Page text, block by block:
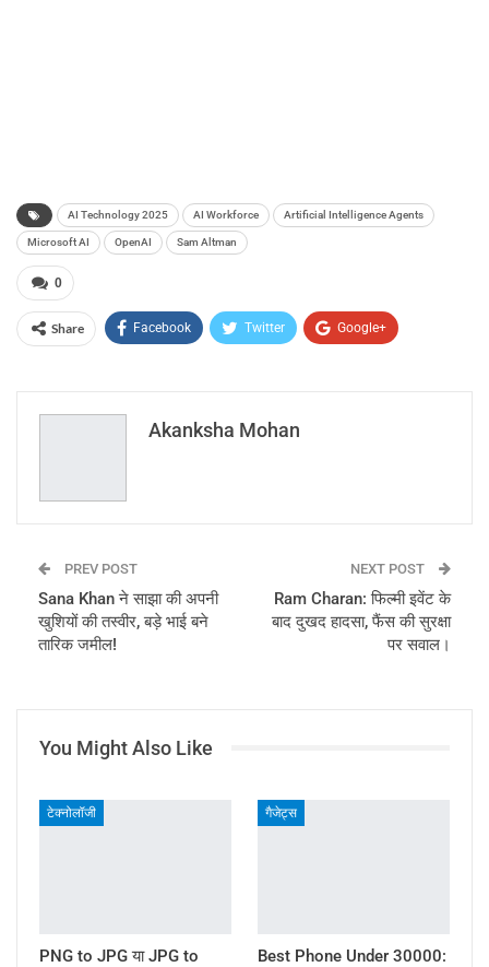
AI Technology 2025 AI Workforce Artificial Intelligence Agents
Microsoft AI OpenAI Sam Altman
0
Share Facebook Twitter Google+
Email
Akanksha Mohan
PREV POST
Sana Khan ने साझा की अपनी
खुशियों की तस्वीर, बड़े भाई बने
तारिक जमील!
NEXT POST
Ram Charan: फिल्मी इवेंट के
बाद दुखद हादसा, फैंस की सुरक्षा
पर सवाल।
You Might Also Like
टेक्नोलॉजी
PNG to JPG या JPG to
गैजेट्स
Best Phone Under 30000: